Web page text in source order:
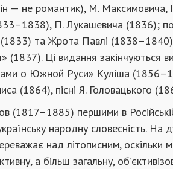
— не романтик), М. Максимовича,
П. Лукашевича (1836);
(1833) та Жрота Павлі
(1837). Ці видання закінчуються
о Южной Руси» Куліша
(1864), пісні Я. Головацького
першими в Російській
народну словесність. На
над літописним, оскільки
а більш загальну,